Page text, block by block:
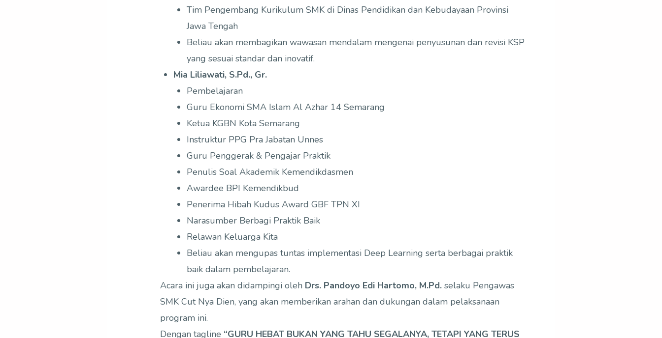
Tim Pengembang Kurikulum SMK di Dinas Pendidikan dan Kebudayaan Provinsi
Jawa Tengah
Beliau akan membagikan wawasan mendalam mengenai penyusunan dan revisi KSP
yang sesuai standar dan inovatif.
Mia Liliawati, S.Pd., Gr.
Pembelajaran
Guru Ekonomi SMA Islam Al Azhar 14 Semarang
Ketua KGBN Kota Semarang
Instruktur PPG Pra Jabatan Unnes
Guru Penggerak & Pengajar Praktik
Penulis Soal Akademik Kemendikdasmen
Awardee BPI Kemendikbud
Penerima Hibah Kudus Award GBF TPN XI
Narasumber Berbagi Praktik Baik
Relawan Keluarga Kita
Beliau akan mengupas tuntas implementasi Deep Learning serta berbagai praktik
baik dalam pembelajaran.
Acara ini juga akan didampingi oleh Drs. Pandoyo Edi Hartomo, M.Pd. selaku Pengawas
SMK Cut Nya Dien, yang akan memberikan arahan dan dukungan dalam pelaksanaan
program ini.
Dengan tagline “GURU HEBAT BUKAN YANG TAHU SEGALANYA, TETAPI YANG TERUS